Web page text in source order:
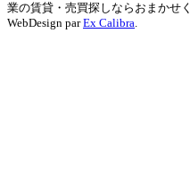
業の賃貸・売買探しならおまかせ
WebDesign parEx Calibra.